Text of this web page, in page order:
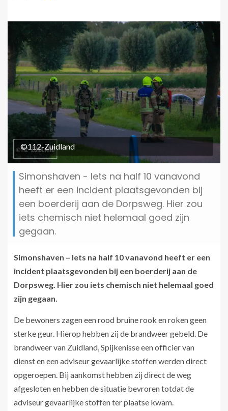
©112-Zuidland
Simonshaven - Iets na half 10 vanavond
heeft er een incident plaatsgevonden bij
een boerderij aan de Dorpsweg. Hier zou
iets chemisch niet helemaal goed zijn
gegaan.
Simonshaven – Iets na half 10 vanavond heeft er een
incident plaatsgevonden bij een boerderij aan de
Dorpsweg. Hier zou iets chemisch niet helemaal goed
zijn gegaan.
De bewoners zagen een rood bruine rook en roken geen
sterke geur. Hierop hebben zij de brandweer gebeld. De
brandweer van Zuidland, Spijkenisse een officier van
dienst en een adviseur gevaarlijke stoffen werden direct
opgeroepen. Bij aankomst hebben zij direct de weg
afgesloten en hebben de situatie bevroren totdat de
adviseur gevaarlijke stoffen ter plaatse kwam.